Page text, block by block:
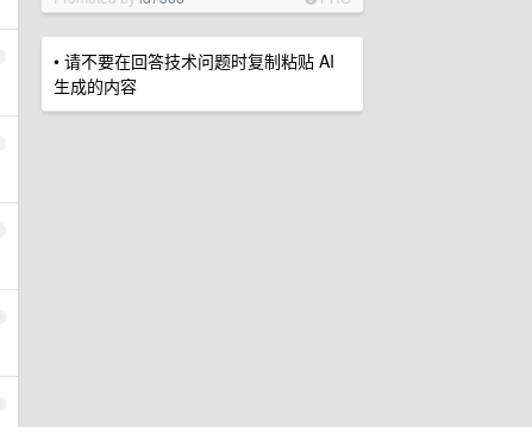
• 请不要在回答技术问题时复制粘贴 AI
生成的内容